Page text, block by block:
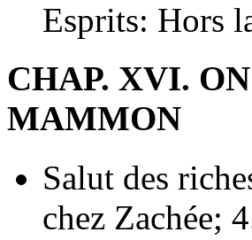
Esprits: Hors
CHAP. XVI.
MAMMON
Salut des
chez Zachée;